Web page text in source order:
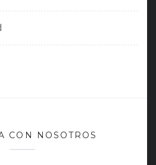
CON NOSOTROS